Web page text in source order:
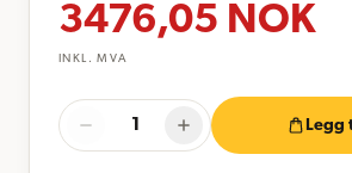
3476,05 NOK
INKL. MVA
Legg